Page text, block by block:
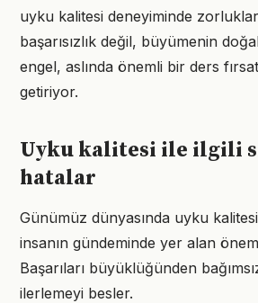
uyku kalitesi deneyiminde
başarısızlık değil, büyümenin
engel, aslında önemli bir ders
getiriyor.
Uyku kalitesi ile ilgili
hatalar
Günümüz dünyasında uyku
insanın gündeminde yer alan
Başarıları büyüklüğünden
ilerlemeyi besler.